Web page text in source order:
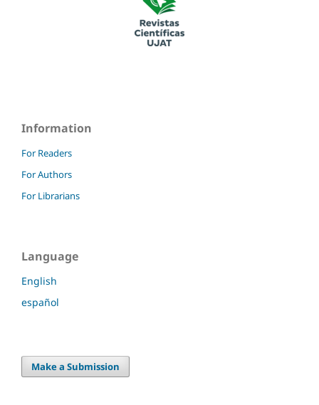
Information
For Readers
For Authors
For Librarians
Language
English
español
Make a Submission